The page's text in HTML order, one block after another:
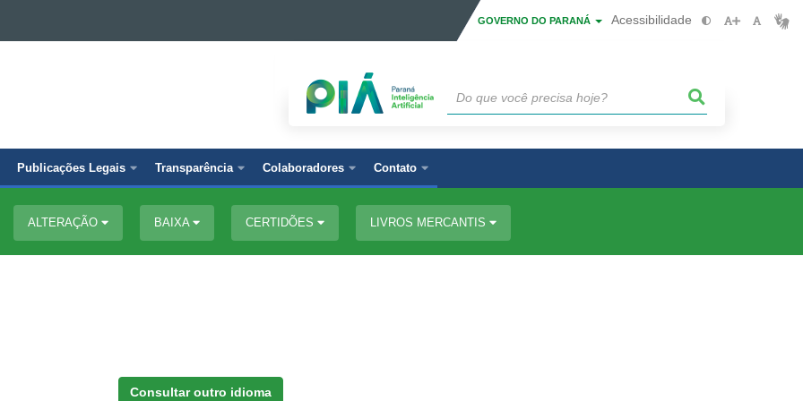
GOVERNO DO PARANÁ Acessibilidade
Publicações Legais Transparência Colaboradores Contato
ALTERAÇÃO BAIXA CERTIDÕES LIVROS MERCANTIS
Consultar outro idioma